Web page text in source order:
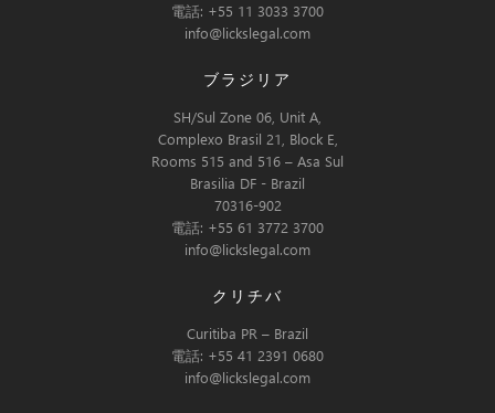
電話: +55 11 3033 3700
info@lickslegal.com
ブラジリア
SH/Sul Zone 06, Unit A,
Complexo Brasil 21, Block E,
Rooms 515 and 516 – Asa Sul
Brasilia DF - Brazil
70316-902
電話: +55 61 3772 3700
info@lickslegal.com
クリチバ
Curitiba PR – Brazil
電話: +55 41 2391 0680
info@lickslegal.com